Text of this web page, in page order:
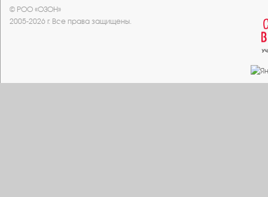
© РОО «ОЗОН»
2005-2026 г. Все права защищены.